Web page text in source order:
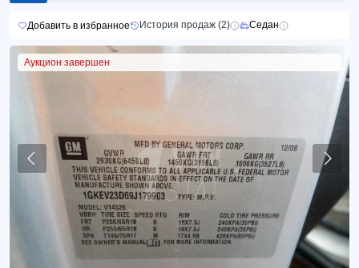
Добавить в избранное История продаж (2) Седан
Аукцион завершен